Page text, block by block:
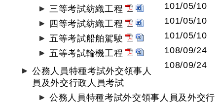
101/05/10
三等考試紡織工程
101/05/10
四等考試紡織工程
101/05/10
五等考試船舶駕駛
108/09/24
五等考試輪機工程
108/09/24
公務人員特種考試外交領事人
員及外交行政人員考試
公務人員特種考試外交領事人員及外交行